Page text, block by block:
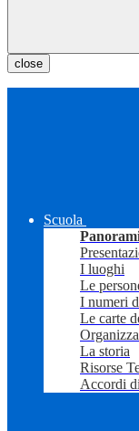
close
Scuola
I luoghi
Le
I numeri
Le carte
La storia
Risorse
Accordi